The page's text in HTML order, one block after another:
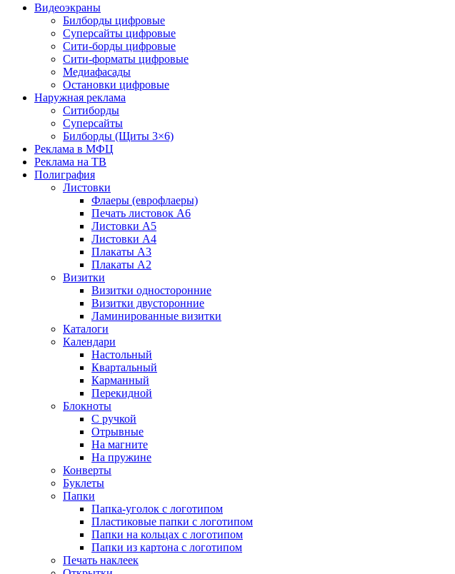
Видеоэкраны
Билборды цифровые
Суперсайты цифровые
Сити-борды цифровые
Сити-форматы цифровые
Медиафасады
Остановки цифровые
Наружная реклама
Ситиборды
Суперсайты
Билборды (Щиты 3×6)
Реклама в МФЦ
Реклама на ТВ
Полиграфия
Листовки
Флаеры (еврофлаеры)
Печать листовок А6
Листовки А5
Листовки А4
Плакаты А3
Плакаты А2
Визитки
Визитки односторонние
Визитки двусторонние
Ламинированные визитки
Каталоги
Календари
Настольный
Квартальный
Карманный
Перекидной
Блокноты
С ручкой
Отрывные
На магните
На пружине
Конверты
Буклеты
Папки
Папка-уголок с логотипом
Пластиковые папки с логотипом
Папки на кольцах с логотипом
Папки из картона с логотипом
Печать наклеек